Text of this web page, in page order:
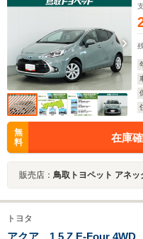
無
料
在庫
販売店： 鳥取トヨペット アネッ
トヨタ
アクア 1.5 Z E-Four 4WD